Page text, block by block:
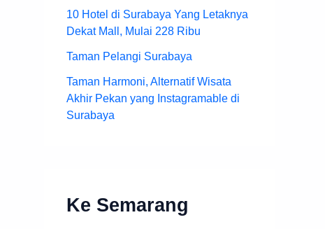
10 Hotel di Surabaya Yang Letaknya
Dekat Mall, Mulai 228 Ribu
Taman Pelangi Surabaya
Taman Harmoni, Alternatif Wisata
Akhir Pekan yang Instagramable di
Surabaya
Ke Semarang